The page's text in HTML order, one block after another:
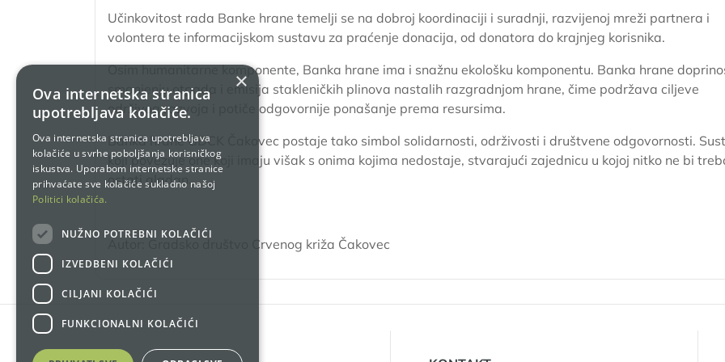
Učinkovitost rada Banke hrane temelji se na dobroj koordinaciji i suradnji, razvijenoj mreži partnera i
volontera te informacijskom sustavu za praćenje donacija, od donatora do krajnjeg korisnika.
Osim humanitarne komponente, Banka hrane ima i snažnu ekološku komponentu. Banka hrane
smanjenju otpada i emisija stakleničkih plinova nastalih razgradnjom hrane, čime podržava ciljeve
održivog razvoja i potiče odgovornije ponašanje prema resursima.
Banka hrane GDCK Čakovec postaje tako simbol solidarnosti, održivosti i društvene odgovornosti.
koji povezuje one koji imaju višak s onima kojima nedostaje, stvarajući zajednicu u kojoj nitko ne bi
ostati gladan.
Autor: Gradsko društvo Crvenog križa Čakovec
×
Ova internetska stranica
upotrebljava kolačiće.
Ova internetska stranica upotrebljava
kolačiće u svrhe poboljšanja korisničkog
iskustva. Uporabom internetske stranice
prihvaćate sve kolačiće sukladno našoj
Politici kolačića.
NUŽNO POTREBNI KOLAČIĆI
IZVEDBENI KOLAČIĆI
CILJANI KOLAČIĆI
FUNKCIONALNI KOLAČIĆI